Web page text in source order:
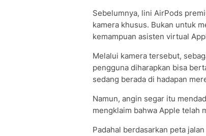
Sebelumnya, lini AirPods
kamera khusus. Bukan untuk
kemampuan asisten virtual
Melalui kamera tersebut,
pengguna diharapkan bisa
sedang berada di hadapan
Namun, angin segar itu
mengklaim bahwa Apple telah
Padahal berdasarkan peta jalan